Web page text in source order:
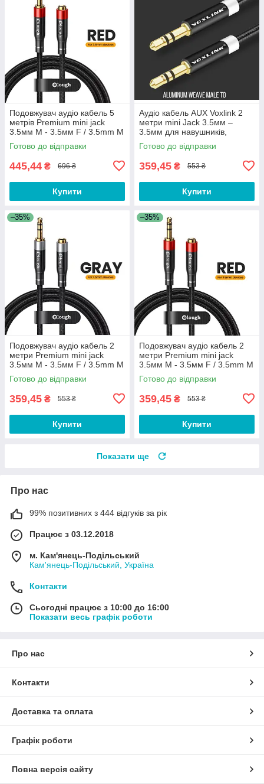
Подовжувач аудіо кабель 5
метрів Premium mini jack
3.5мм M - 3.5мм F / 3.5mm M
to 3.5mm F FWQ5R
Готово до відправки
445,44 ₴ 696 ₴
Купити
Аудіо кабель AUX Voxlink 2
метри mini Jack 3.5мм –
3.5мм для навушників,
колонок 3.5mm to 3.5mm
XC55S-2
Готово до відправки
359,45 ₴ 553 ₴
Купити
–35%
Подовжувач аудіо кабель 2
метри Premium mini jack
3.5мм M - 3.5мм F / 3.5mm M
to 3.5mm F FWQ2G
Готово до відправки
359,45 ₴ 553 ₴
Купити
–35%
Подовжувач аудіо кабель 2
метри Premium mini jack
3.5мм M - 3.5мм F / 3.5mm M
to 3.5mm F FWQ2R
Готово до відправки
359,45 ₴ 553 ₴
Купити
Показати ще
Про нас
99% позитивних з 444 відгуків за рік
Працює з 03.12.2018
м. Кам'янець-Подільський
Кам'янець-Подільський, Україна
Контакти
Сьогодні працює з 10:00 до 16:00
Показати весь графік роботи
Про нас
Контакти
Доставка та оплата
Графік роботи
Повна версія сайту